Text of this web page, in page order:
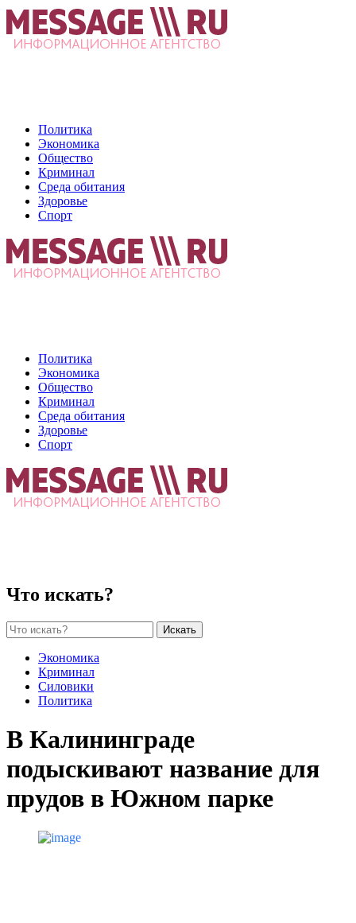
Политика
Экономика
Общество
Криминал
Среда обитания
Здоровье
Спорт
Политика
Экономика
Общество
Криминал
Среда обитания
Здоровье
Спорт
Что искать?
Искать
Экономика
Криминал
Силовики
Политика
В Калининграде
подыскивают название для
прудов в Южном парке